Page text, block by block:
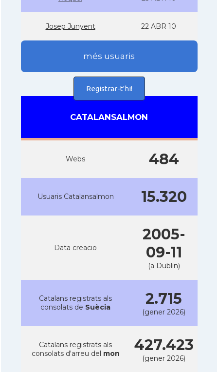
Josep Junyent 22 ABR 10
més usuaris
Registrar-t'hi!
CATALANSALMON
Webs 484
Usuaris Catalansalmon 15.320
Data creacio
2005-
09-11
(a Dublin)
Catalans registrats als
consolats de Suècia 2.715
(gener 2026)
Catalans registrats als
consolats d'arreu del mon 427.423
(gener 2026)